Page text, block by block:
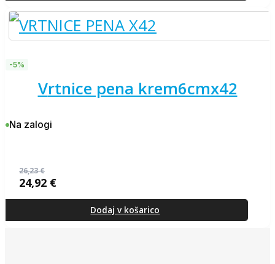
26,23 €.
-5%
vrtnice pena krem6cmx42
Na zalogi
26,23€
cena
26,23 €.
24,92 €
cena
Dodaj v košarico